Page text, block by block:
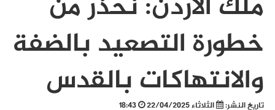
خطورة التصعيد بالضفة
والانتهاكات بالقدس
تاريخ النشر: الثلاثاء 22/04/2025